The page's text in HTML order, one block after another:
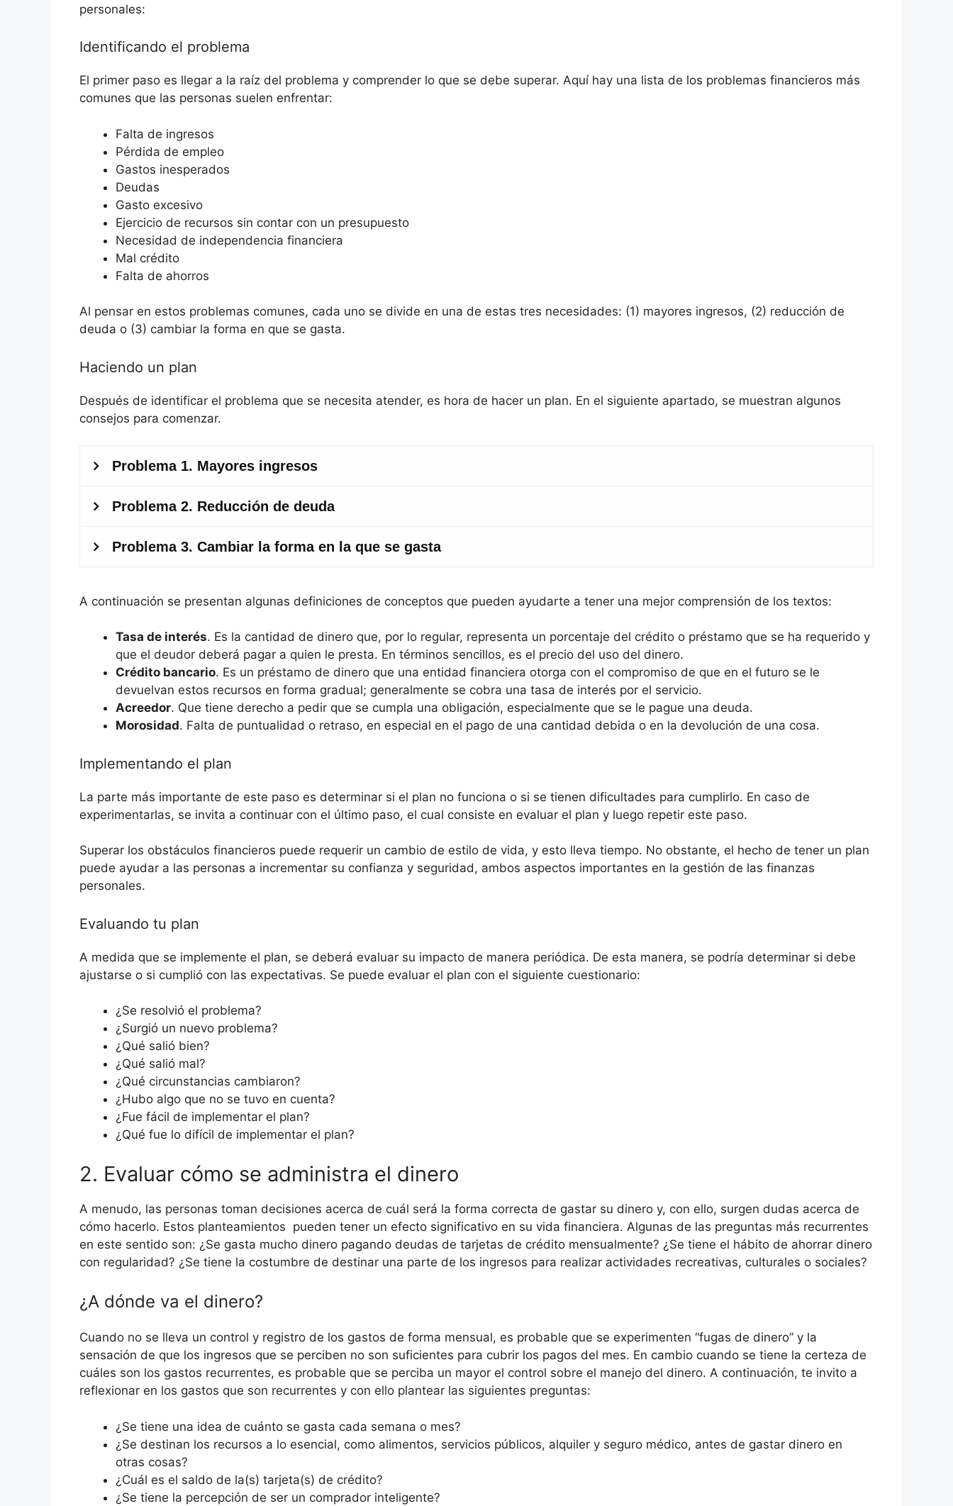
personales:
Identificando el problema
El primer paso es llegar a la raíz del problema y comprender lo que se debe superar. Aquí hay una lista de los problemas financieros más
comunes que las personas suelen enfrentar:
Falta de ingresos
Pérdida de empleo
Gastos inesperados
Deudas
Gasto excesivo
Ejercicio de recursos sin contar con un presupuesto
Necesidad de independencia financiera
Mal crédito
Falta de ahorros
Al pensar en estos problemas comunes, cada uno se divide en una de estas tres necesidades: (1) mayores ingresos, (2) reducción de
deuda o (3) cambiar la forma en que se gasta.
Haciendo un plan
Después de identificar el problema que se necesita atender, es hora de hacer un plan. En el siguiente apartado, se muestran algunos
consejos para comenzar.
A continuación se presentan algunas definiciones de conceptos que pueden ayudarte a tener una mejor comprensión de los textos:
Tasa de interés. Es la cantidad de dinero que, por lo regular, representa un porcentaje del crédito o préstamo que se ha requerido y
que el deudor deberá pagar a quien le presta. En términos sencillos, es el precio del uso del dinero.
Crédito bancario. Es un préstamo de dinero que una entidad financiera otorga con el compromiso de que en el futuro se le
devuelvan estos recursos en forma gradual; generalmente se cobra una tasa de interés por el servicio.
Acreedor. Que tiene derecho a pedir que se cumpla una obligación, especialmente que se le pague una deuda.
Morosidad. Falta de puntualidad o retraso, en especial en el pago de una cantidad debida o en la devolución de una cosa.
Implementando el plan
La parte más importante de este paso es determinar si el plan no funciona o si se tienen dificultades para cumplirlo. En caso de
experimentarlas, se invita a continuar con el último paso, el cual consiste en evaluar el plan y luego repetir este paso.
Superar los obstáculos financieros puede requerir un cambio de estilo de vida, y esto lleva tiempo. No obstante, el hecho de tener un plan
puede ayudar a las personas a incrementar su confianza y seguridad, ambos aspectos importantes en la gestión de las finanzas
personales.
Evaluando tu plan
A medida que se implemente el plan, se deberá evaluar su impacto de manera periódica. De esta manera, se podría determinar si debe
ajustarse o si cumplió con las expectativas. Se puede evaluar el plan con el siguiente cuestionario:
¿Se resolvió el problema?
¿Surgió un nuevo problema?
¿Qué salió bien?
¿Qué salió mal?
¿Qué circunstancias cambiaron?
¿Hubo algo que no se tuvo en cuenta?
¿Fue fácil de implementar el plan?
¿Qué fue lo difícil de implementar el plan?
2. Evaluar cómo se administra el dinero
A menudo, las personas toman decisiones acerca de cuál será la forma correcta de gastar su dinero y, con ello, surgen dudas acerca de
cómo hacerlo. Estos planteamientos pueden tener un efecto significativo en su vida financiera. Algunas de las preguntas más recurrentes
en este sentido son: ¿Se gasta mucho dinero pagando deudas de tarjetas de crédito mensualmente? ¿Se tiene el hábito de ahorrar dinero
con regularidad? ¿Se tiene la costumbre de destinar una parte de los ingresos para realizar actividades recreativas, culturales o sociales?
¿A dónde va el dinero?
Cuando no se lleva un control y registro de los gastos de forma mensual, es probable que se experimenten “fugas de dinero” y la
sensación de que los ingresos que se perciben no son suficientes para cubrir los pagos del mes. En cambio cuando se tiene la certeza de
cuáles son los gastos recurrentes, es probable que se perciba un mayor el control sobre el manejo del dinero. A continuación, te invito a
reflexionar en los gastos que son recurrentes y con ello plantear las siguientes preguntas:
¿Se tiene una idea de cuánto se gasta cada semana o mes?
¿Se destinan los recursos a lo esencial, como alimentos, servicios públicos, alquiler y seguro médico, antes de gastar dinero en
otras cosas?
¿Cuál es el saldo de la(s) tarjeta(s) de crédito?
¿Se tiene la percepción de ser un comprador inteligente?